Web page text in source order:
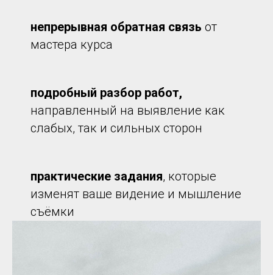
непрерывная обратная связь от
мастера курса
подробный разбор работ,
направленный на выявление как
слабых, так и сильных сторон
практические задания, которые
изменят ваше видение и мышление
съёмки